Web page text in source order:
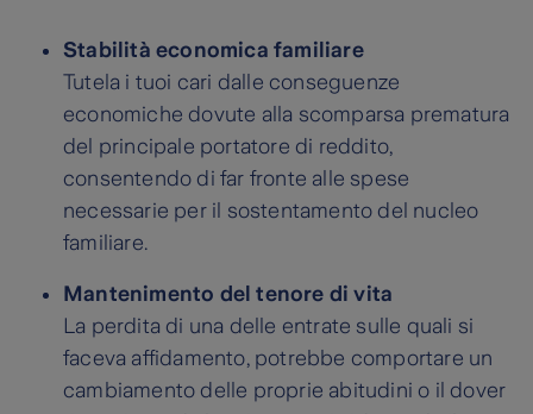
Stabilità economica familiare
Tutela i tuoi cari dalle conseguenze
economiche dovute alla scomparsa prematura
del principale portatore di reddito,
consentendo di far fronte alle spese
necessarie per il sostentamento del nucleo
familiare.
Mantenimento del tenore di vita
La perdita di una delle entrate sulle quali si
faceva affidamento, potrebbe comportare un
cambiamento delle proprie abitudini o il dover